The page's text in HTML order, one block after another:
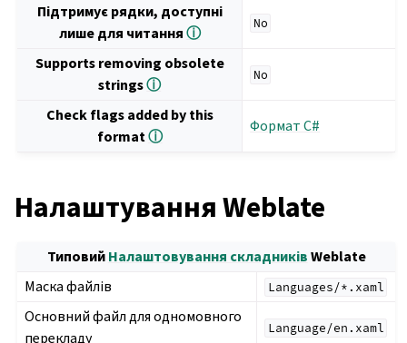
Підтримує рядки, доступні
лише для читанняⓘ
No
Supports removing obsolete
stringsⓘ
No
Check flags added by this
formatⓘ
Формат C#
Налаштування Weblate
ТиповийНалаштовування складниківWeblate
Маска файлів
Languages/*.xaml
Основний файл для одномовного
перекладу
Language/en.xaml